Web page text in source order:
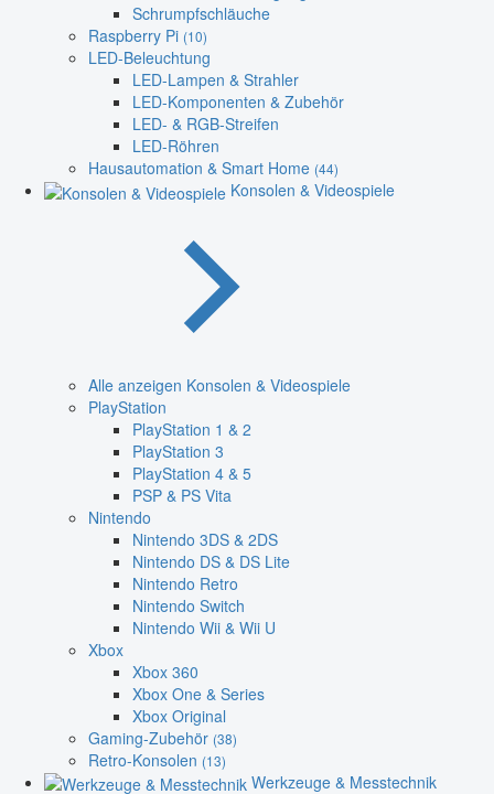
Schrumpfschläuche
Raspberry Pi (10)
LED-Beleuchtung
LED-Lampen & Strahler
LED-Komponenten & Zubehör
LED- & RGB-Streifen
LED-Röhren
Hausautomation & Smart Home (44)
Konsolen & Videospiele
Alle anzeigen Konsolen & Videospiele
PlayStation
PlayStation 1 & 2
PlayStation 3
PlayStation 4 & 5
PSP & PS Vita
Nintendo
Nintendo 3DS & 2DS
Nintendo DS & DS Lite
Nintendo Retro
Nintendo Switch
Nintendo Wii & Wii U
Xbox
Xbox 360
Xbox One & Series
Xbox Original
Gaming-Zubehör (38)
Retro-Konsolen (13)
Werkzeuge & Messtechnik